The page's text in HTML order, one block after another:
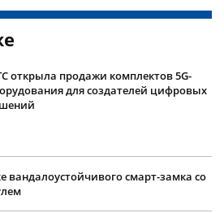
открыла продажи комплектов 5G-
для создателей цифровых
вандалоустойчивого смарт-замка со